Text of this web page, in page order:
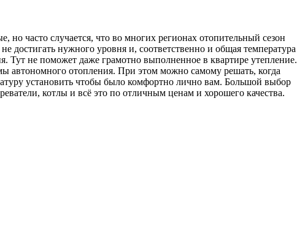
часто случается, что во многих регионах отопительный сезон
достигать нужного уровня и, соответственно и общая температура
Тут не поможет даже грамотно выполненное в квартире утепление.
автономного отопления. При этом можно самому решать, когда
установить чтобы было комфортно лично вам. Большой выбор
котлы и всё это по отличным ценам и хорошего качества.